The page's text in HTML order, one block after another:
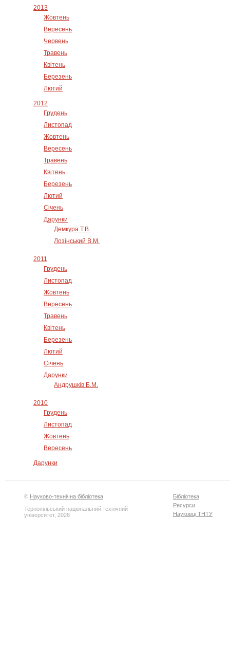
2013
Жовтень
Вересень
Червень
Травень
Квітень
Березень
Лютий
2012
Грудень
Листопад
Жовтень
Вересень
Травень
Квітень
Березень
Лютий
Січень
Дарунки
Демкура Т.В.
Лозінський В.М.
2011
Грудень
Листопад
Жовтень
Вересень
Травень
Квітень
Березень
Лютий
Січень
Дарунки
Андрушків Б.М.
2010
Грудень
Листопад
Жовтень
Вересень
Дарунки
© Науково-технічна бібліотека
Тернопільський національний технічний
університет, 2026
Бібліотека
Ресурси
Науковці ТНТУ